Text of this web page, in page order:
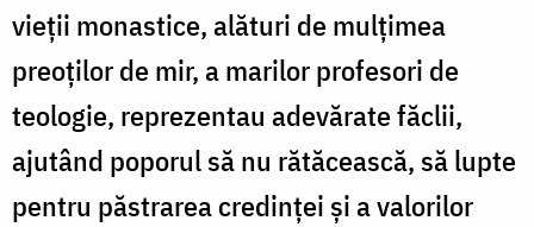
vieții monastice, alături de mulțimea
preoților de mir, a marilor profesori de
teologie, reprezentau adevărate făclii,
ajutând poporul să nu rătăcească, să lupte
pentru păstrarea credinței și a valorilor